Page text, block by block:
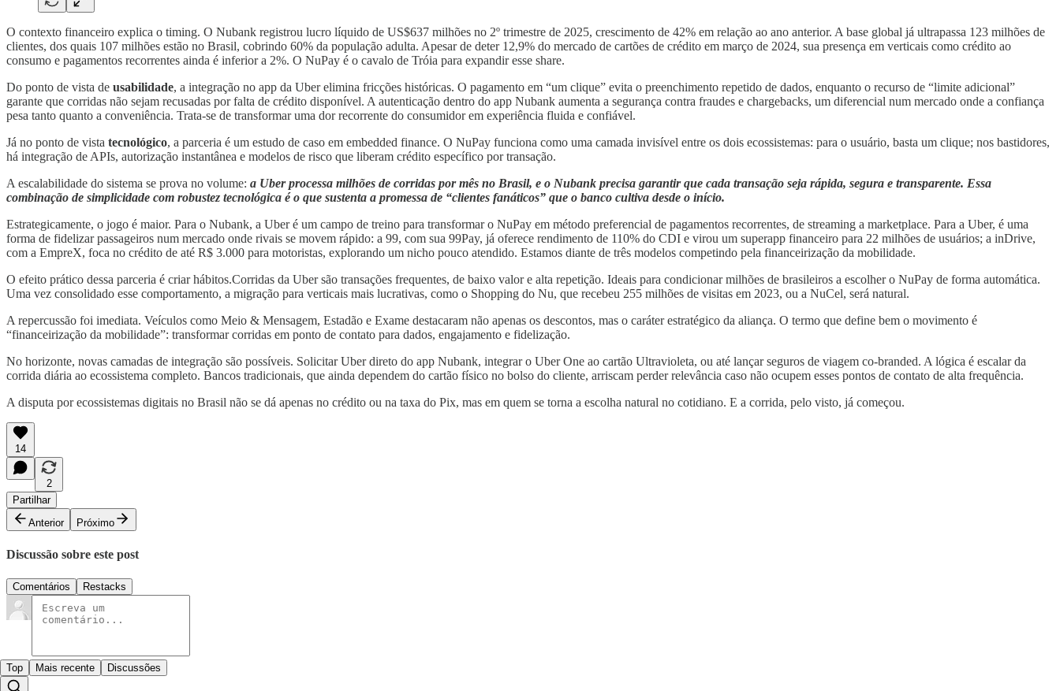
O contexto financeiro explica o timing. O Nubank registrou lucro líquido de US$637 milhões no 2º trimestre de 2025, crescimento de 42% em relação ao ano anterior. A base global já ultrapassa 123 milhões de
clientes, dos quais 107 milhões estão no Brasil, cobrindo 60% da população adulta. Apesar de deter 12,9% do mercado de cartões de crédito em março de 2024, sua presença em verticais como crédito ao
consumo e pagamentos recorrentes ainda é inferior a 2%. O NuPay é o cavalo de Tróia para expandir esse share.
Do ponto de vista de usabilidade, a integração no app da Uber elimina fricções históricas. O pagamento em “um clique” evita o preenchimento repetido de dados, enquanto o recurso de “limite adicional”
garante que corridas não sejam recusadas por falta de crédito disponível. A autenticação dentro do app Nubank aumenta a segurança contra fraudes e chargebacks, um diferencial num mercado onde a confiança
pesa tanto quanto a conveniência. Trata-se de transformar uma dor recorrente do consumidor em experiência fluida e confiável.
Já no ponto de vista tecnológico, a parceria é um estudo de caso em embedded finance. O NuPay funciona como uma camada invisível entre os dois ecossistemas: para o usuário, basta um clique; nos bastidores,
há integração de APIs, autorização instantânea e modelos de risco que liberam crédito específico por transação.
A escalabilidade do sistema se prova no volume: a Uber processa milhões de corridas por mês no Brasil, e o Nubank precisa garantir que cada transação seja rápida, segura e transparente. Essa
combinação de simplicidade com robustez tecnológica é o que sustenta a promessa de “clientes fanáticos” que o banco cultiva desde o início.
Estrategicamente, o jogo é maior. Para o Nubank, a Uber é um campo de treino para transformar o NuPay em método preferencial de pagamentos recorrentes, de streaming a marketplace. Para a Uber, é uma
forma de fidelizar passageiros num mercado onde rivais se movem rápido: a 99, com sua 99Pay, já oferece rendimento de 110% do CDI e virou um superapp financeiro para 22 milhões de usuários; a inDrive,
com a EmpreX, foca no crédito de até R$ 3.000 para motoristas, explorando um nicho pouco atendido. Estamos diante de três modelos competindo pela financeirização da mobilidade.
O efeito prático dessa parceria é criar hábitos.Corridas da Uber são transações frequentes, de baixo valor e alta repetição. Ideais para condicionar milhões de brasileiros a escolher o NuPay de forma automática.
Uma vez consolidado esse comportamento, a migração para verticais mais lucrativas, como o Shopping do Nu, que recebeu 255 milhões de visitas em 2023, ou a NuCel, será natural.
A repercussão foi imediata. Veículos como Meio & Mensagem, Estadão e Exame destacaram não apenas os descontos, mas o caráter estratégico da aliança. O termo que define bem o movimento é
“financeirização da mobilidade”: transformar corridas em ponto de contato para dados, engajamento e fidelização.
No horizonte, novas camadas de integração são possíveis. Solicitar Uber direto do app Nubank, integrar o Uber One ao cartão Ultravioleta, ou até lançar seguros de viagem co-branded. A lógica é escalar da
corrida diária ao ecossistema completo. Bancos tradicionais, que ainda dependem do cartão físico no bolso do cliente, arriscam perder relevância caso não ocupem esses pontos de contato de alta frequência.
A disputa por ecossistemas digitais no Brasil não se dá apenas no crédito ou na taxa do Pix, mas em quem se torna a escolha natural no cotidiano. E a corrida, pelo visto, já começou.
14
2
Partilhar
Anterior
Próximo
Discussão sobre este post
Comentários Restacks
Top Mais recente Discussões